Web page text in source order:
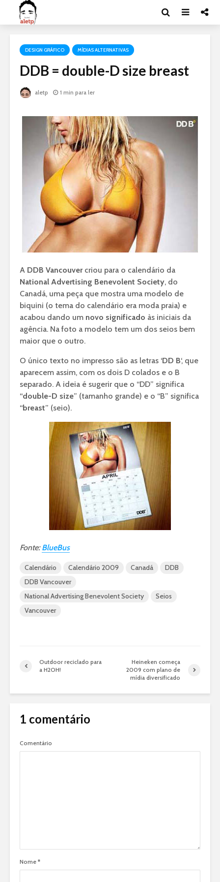
DESIGN GRÁFICO MÍDIAS ALTERNATIVAS
DDB = double-D size breast
aletp 1 min para ler
A DDB Vancouvercriou para o calendário da
National Advertising Benevolent Society, do
Canadá, uma peça que mostra uma modelo de
biquini (o tema do calendário era moda praia) e
acabou dando um novo significado às iniciais da
agência. Na foto a modelo tem um dos seios bem
maior que o outro.
O único texto no impresso são as letras ‘DD B‘, que
aparecem assim, com os dois D colados e o B
separado. A ideia é sugerir que o “DD” significa
“double-D size” (tamanho grande) e o “B” significa
“breast” (seio).
Fonte:BlueBus
Calendário Calendário 2009 Canadá
DDB
DDB Vancouver
National Advertising Benevolent Society
Seios
Vancouver
Outdoor reciclado para
a H2OH!
Heineken começa
2009 com plano de
mídia diversificado
1 comentário
Comentário
Nome *